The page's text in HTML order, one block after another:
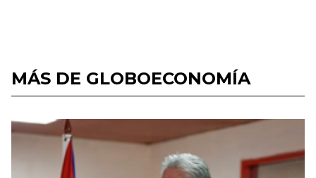
MÁS DE GLOBOECONOMÍA